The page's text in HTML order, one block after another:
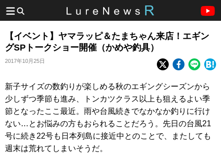
【イベント】ヤマラッピ＆たまちゃん来店！エギン
グSPトークショー開催（かめや釣具）
2017年10月25日
新子サイズの数釣りが楽しめる秋のエギングシーズンから
少しずつ季節も進み、トンカツクラス以上も狙えるよい季
節となったここ最近。雨や台風続きでなかなか釣りに行け
ない…とお悩みの方もおられることだろう。先日の台風21
号に続き22号も日本列島に接近中とのことで、またしても
週末は荒れてしまいそうだ。